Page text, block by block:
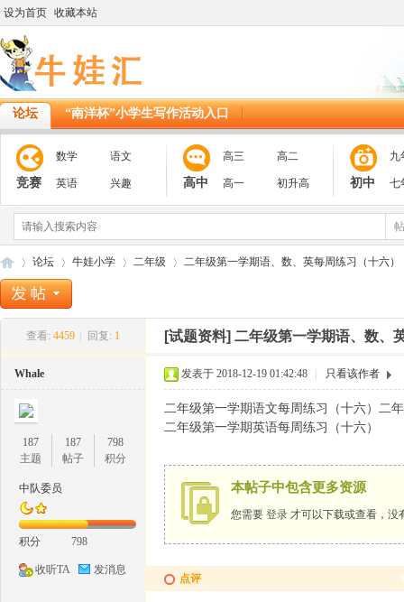
设为首页 收藏本站
论坛 “南洋杯”小学生写作活动入口
竞赛
数学 语文
英语 兴趣 高中
高三 高二
高一 初升高 初中
九
七
论坛
›
牛娃小学
›
二年级
›
二年级第一学期语、数、英每周练习（十六）
查看: 4459 回复: 1 [试题资料] 二年级第一学期语、数、
Whale
187
主题
187
帖子
798
积分
中队委员
积分 798
收听TA 发消息
发表于 2018-12-19 01:42:48 只看该作者
二年级第一学期语文每周练习（十六）二
二年级第一学期英语每周练习（十六）
本帖子中包含更多资源
您需要 登录 才可以下载或查看，没
点评